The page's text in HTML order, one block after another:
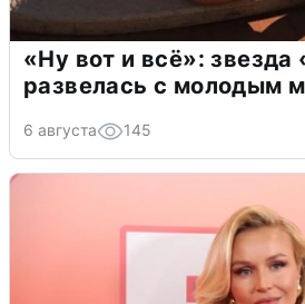
«Ну вот и всё»:
развелась с молодым
6 августа 145